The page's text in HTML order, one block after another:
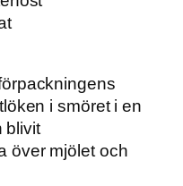
i smöret i en
blivit
över mjölet och